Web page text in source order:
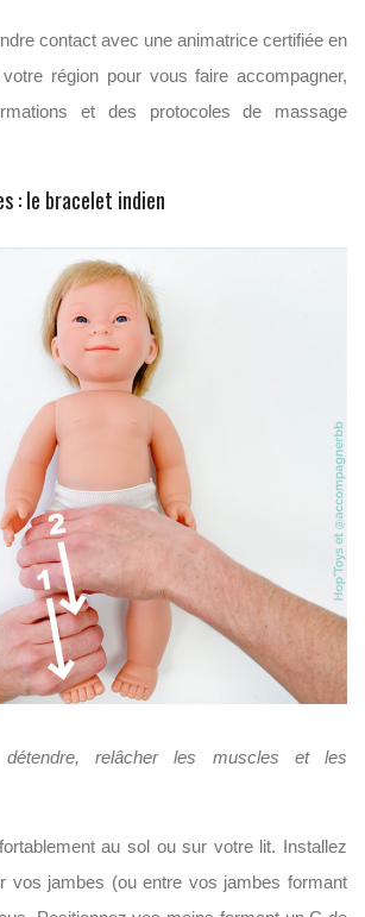
contact avec une animatrice certifiée en
région pour vous faire accompagner,
et des protocoles de massage
: le bracelet indien
détendre, relâcher les muscles et les
au sol ou sur votre lit. Installez
vos jambes (ou entre vos jambes formant